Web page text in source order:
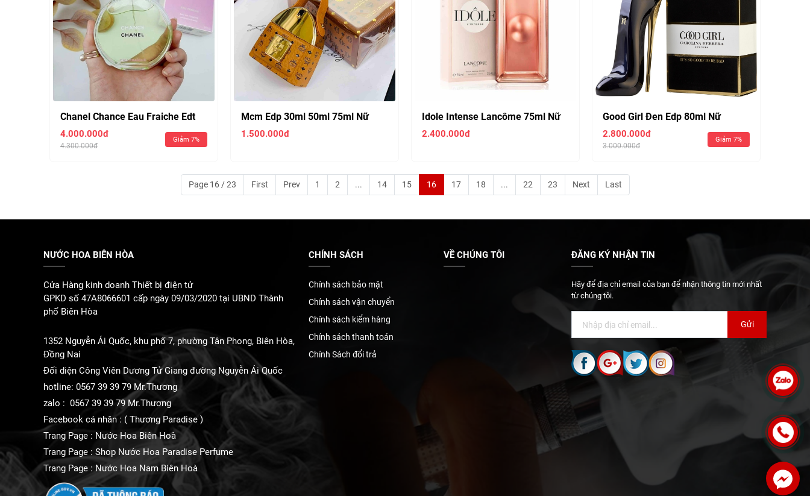
Chanel Chance Eau Fraiche Edt
100ml
4.000.000đ
4.300.000đ
Giảm 7%
Mcm Edp 30ml 50ml 75ml Nữ
1.500.000đ
Idole Intense Lancôme 75ml Nữ
2.400.000đ
Good Girl Đen Edp 80ml Nữ
2.800.000đ
3.000.000đ
Giảm 7%
Page 16 / 23 First Prev 1 2 ... 14 15 16 17 18 ... 22 23 Next Last
NƯỚC HOA BIÊN HÒA
Cửa Hàng kinh doanh Thiết bị điện tử
GPKD số 47A8066601 cấp ngày 09/03/2020 tại UBND Thành
phố Biên Hòa
1352 Nguyễn Ái Quốc, khu phố 7, phường Tân Phong, Biên Hòa,
Đồng Nai
Đối diện Công Viên Dương Tử Giang đường Nguyễn Ái Quốc
hotline: 0567 39 39 79 Mr.Thương
zalo : 0567 39 39 79 Mr.Thương
Facebook cá nhân : ( Thương Paradise )
Trang Page : Nước Hoa Biên Hoà
Trang Page : Shop Nước Hoa Paradise Perfume
Trang Page : Nước Hoa Nam Biên Hoà
CHÍNH SÁCH
Chính sách bảo mật
Chính sách vận chuyển
Chính sách kiểm hàng
Chính sách thanh toán
Chính Sách đổi trả
VỀ CHÚNG TÔI ĐĂNG KÝ NHẬN TIN
Hãy để địa chỉ email của bạn để nhận thông tin mới nhất
từ chúng tôi.
Gửi